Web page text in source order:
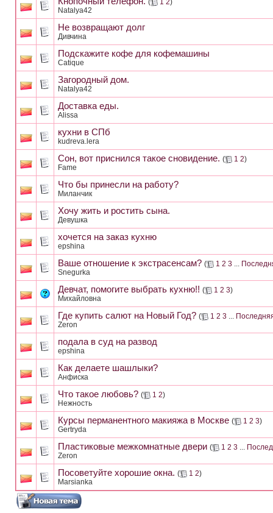
( 1 2)
Natalya42
Не возвращают долг
Дивчина
Подскажите кофе для кофемашины
Catique
Загородный дом.
Natalya42
Доставка еды.
Alissa
кухни в СПб
kudreva.lera
Сон, вот приснился такое сновидение. ( 1 2)
Fame
Что бы принесли на работу?
Миланчик
Хочу жить и ростить сына.
Девушка
хочется на заказ кухню
epshina
Ваше отношение к экстрасенсам? ( 1 2 3 ...
Snegurka
Девчат, помогите выбрать кухню!! ( 1 2 3)
Михайловна
Где купить салют на Новый Год? ( 1 2 3 ...
Zeron
подала в суд на развод
epshina
Как делаете шашлыки?
Анфиска
Что такое любовь? ( 1 2)
Нежность
Курсы перманентного макияжа в Москве ( 1 2 3)
Gertryda
Пластиковые межкомнатные двери ( 1 2 3 ...
Zeron
Посоветуйте хорошие окна. ( 1 2)
Marsianka